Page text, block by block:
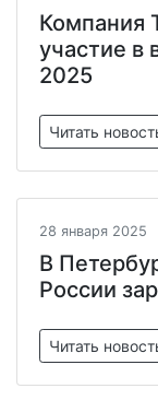
Компания
участие в
2025
Читать
28 января 2025
В
России
Читать